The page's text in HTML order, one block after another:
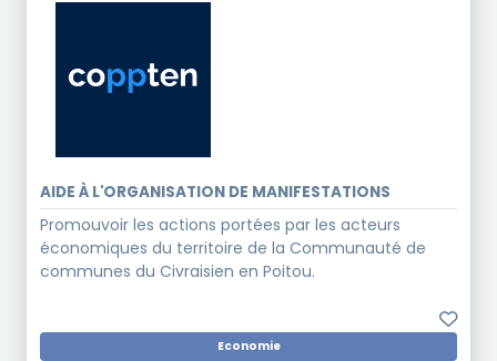
AIDE À L'ORGANISATION DE MANIFESTATIONS
Promouvoir les actions portées par les acteurs
économiques du territoire de la Communauté de
communes du Civraisien en Poitou.
Economie